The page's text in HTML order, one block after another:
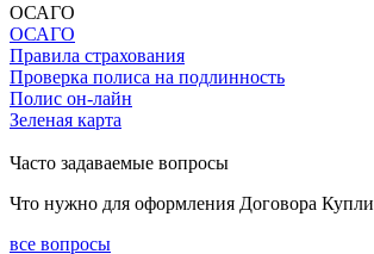
ОСАГО
ОСАГО
Правила страхования
Проверка полиса на подлинность
Полис он-лайн
Зеленая карта
Часто задаваемые вопросы
Что нужно для оформления Договора
все вопросы